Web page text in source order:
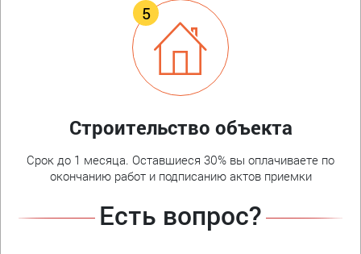
Строительство объекта
Срок до 1 месяца. Оставшиеся 30% вы оплачиваете по
окончанию работ и подписанию актов приемки
Есть вопрос?